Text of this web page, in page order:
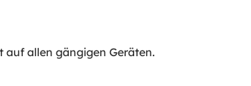
auf allen gängigen Geräten.